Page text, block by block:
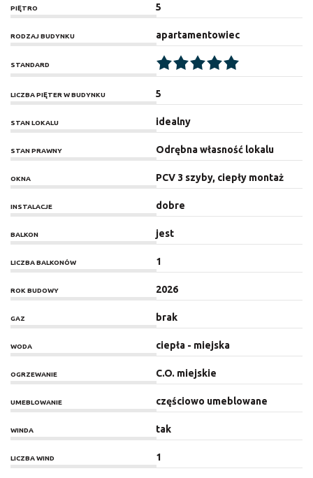
PIĘTRO 5
RODZAJ BUDYNKU apartamentowiec
STANDARD
LICZBA PIĘTER W BUDYNKU 5
STAN LOKALU idealny
STAN PRAWNY Odrębna własność lokalu
OKNA PCV 3 szyby, ciepły montaż
INSTALACJE dobre
BALKON jest
LICZBA BALKONÓW 1
ROK BUDOWY 2026
GAZ brak
WODA ciepła - miejska
OGRZEWANIE C.O. miejskie
UMEBLOWANIE częściowo umeblowane
WINDA tak
LICZBA WIND 1